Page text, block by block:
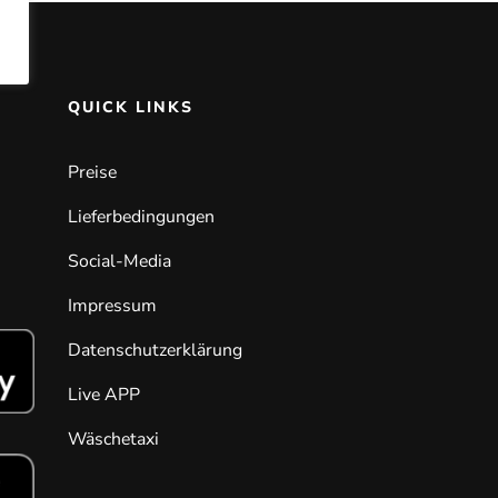
QUICK LINKS
Preise
Lieferbedingungen
Social-Media
Impressum
Datenschutzerklärung
Live APP
Wäschetaxi